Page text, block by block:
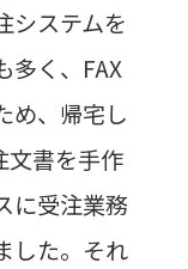
システムを
多く、FAX
め、帰宅し
文書を手作
に受注業務
した。それ